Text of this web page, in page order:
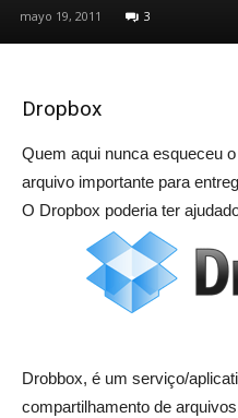
mayo 19, 2011 3
Dropbox
Quem aqui nunca esqueceu
arquivo importante para
O Dropbox poderia ter
Drobbox, é um serviço/
compartilhamento de